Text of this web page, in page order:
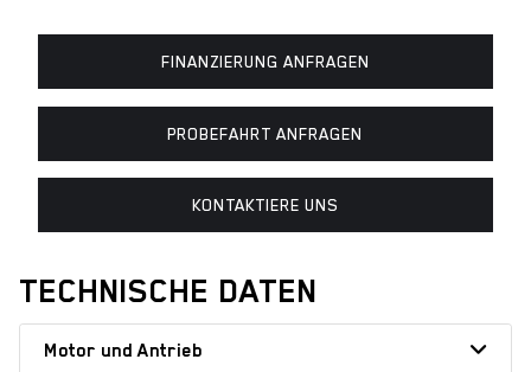
TECHNISCHE DATEN
Motor und Antrieb
FINANZIERUNG ANFRAGEN
PROBEFAHRT ANFRAGEN
KONTAKTIERE UNS